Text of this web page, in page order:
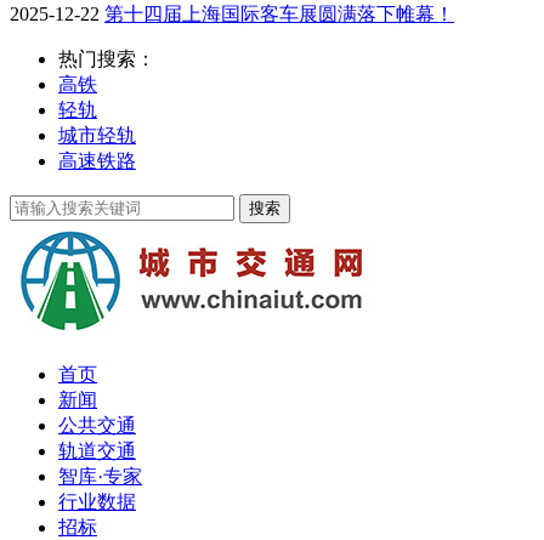
2025-12-22 第十四届上海国际客车展圆满落下帷幕！
热门搜索：
高铁
轻轨
城市轻轨
高速铁路
首页
新闻
公共交通
轨道交通
智库·专家
行业数据
招标